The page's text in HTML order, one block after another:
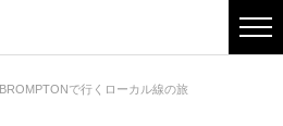
BROMPTONで行くローカル線の旅